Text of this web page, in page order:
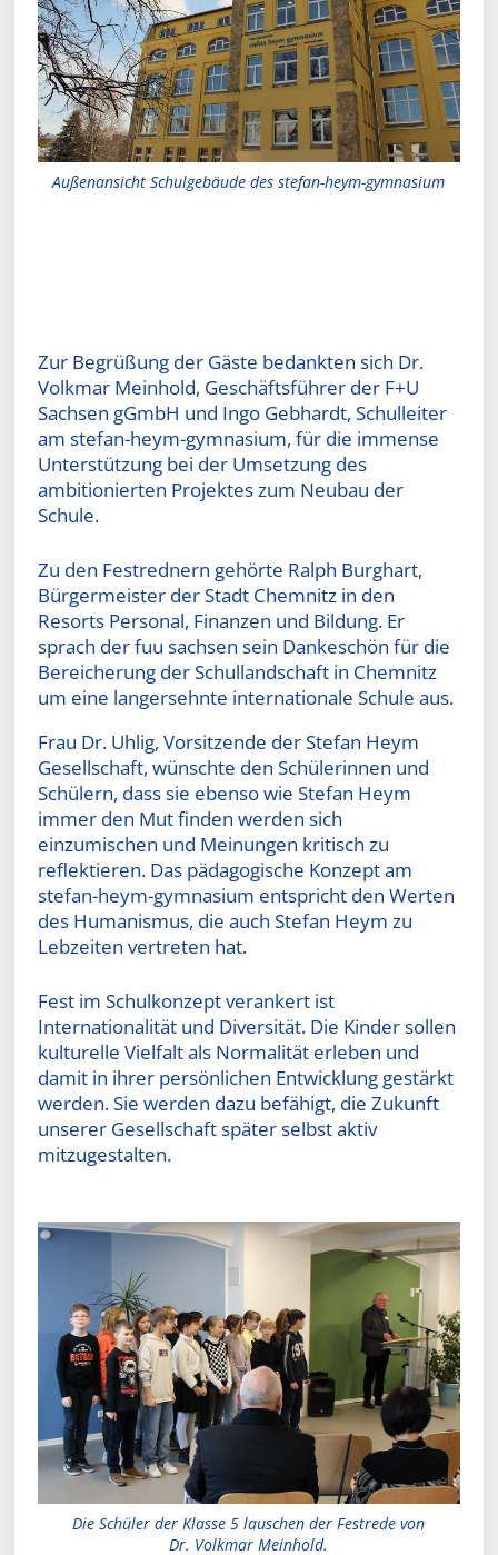
Außenansicht Schulgebäude des stefan-heym-gymnasium
Zur Begrüßung der Gäste bedankten sich Dr.
Volkmar Meinhold, Geschäftsführer der F+U
Sachsen gGmbH und Ingo Gebhardt, Schulleiter
am stefan-heym-gymnasium, für die immense
Unterstützung bei der Umsetzung des
ambitionierten Projektes zum Neubau der
Schule.
Zu den Festrednern gehörte Ralph Burghart,
Bürgermeister der Stadt Chemnitz in den
Resorts Personal, Finanzen und Bildung. Er
sprach der fuu sachsen sein Dankeschön für die
Bereicherung der Schullandschaft in Chemnitz
um eine langersehnte internationale Schule aus.
Frau Dr. Uhlig, Vorsitzende der Stefan Heym
Gesellschaft, wünschte den Schülerinnen und
Schülern, dass sie ebenso wie Stefan Heym
immer den Mut finden werden sich
einzumischen und Meinungen kritisch zu
reflektieren. Das pädagogische Konzept am
stefan-heym-gymnasium entspricht den Werten
des Humanismus, die auch Stefan Heym zu
Lebzeiten vertreten hat.
Fest im Schulkonzept verankert ist
Internationalität und Diversität. Die Kinder sollen
kulturelle Vielfalt als Normalität erleben und
damit in ihrer persönlichen Entwicklung gestärkt
werden. Sie werden dazu befähigt, die Zukunft
unserer Gesellschaft später selbst aktiv
mitzugestalten.
Die Schüler der Klasse 5 lauschen der Festrede von
Dr. Volkmar Meinhold.